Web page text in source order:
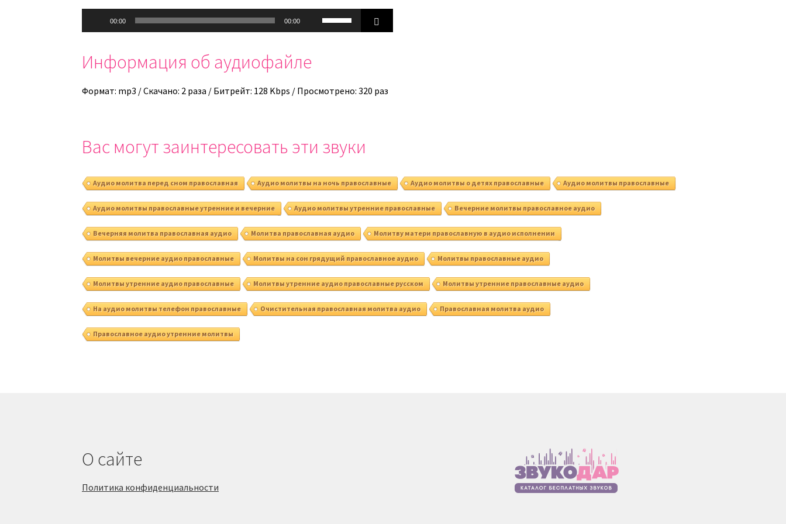
00:00 00:00
Используйте
клавиши
увеличить
Информация об аудиофайле
Формат: mp3 / Скачано: 2 раза / Битрейт: 128 Kbps / Просмотрено: 320 раз
Вас могут заинтересовать эти звуки
Аудио молитва перед сном православная Аудио молитвы на ночь православные Аудио молитвы о детях православные Аудио молитвы православные
Аудио молитвы православные утренние и вечерние Аудио молитвы утренние православные Вечерние молитвы православное аудио
Вечерняя молитва православная аудио Молитва православная аудио Молитву матери православную в аудио исполнении
Молитвы вечерние аудио православные Молитвы на сон грядущий православное аудио Молитвы православные аудио
Молитвы утренние аудио православные Молитвы утренние аудио православные русском Молитвы утренние православные аудио
На аудио молитвы телефон православные Очистительная православная молитва аудио Православная молитва аудио
Православное аудио утренние молитвы
О сайте
Политика конфиденциальности